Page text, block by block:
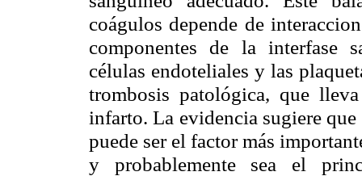
coágulos depende de
componentes de la interfase
células endoteliales y las
trombosis patológica, que
infarto. La evidencia sugiere
puede ser el factor más
y probablemente sea el